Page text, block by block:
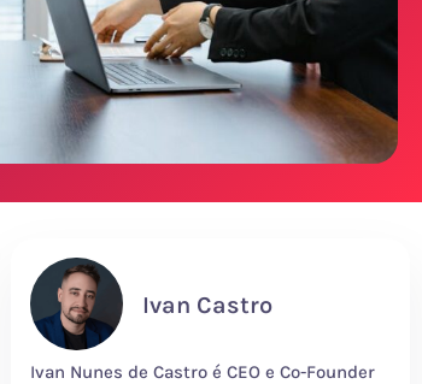
Ivan Castro
Ivan Nunes de Castro é CEO e Co-Founder